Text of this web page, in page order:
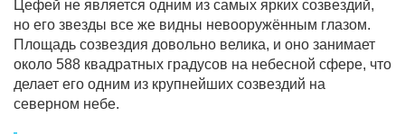
Цефей не является одним из самых ярких созвездий,
но его звезды все же видны невооружённым глазом.
Площадь созвездия довольно велика, и оно занимает
около 588 квадратных градусов на небесной сфере, что
делает его одним из крупнейших созвездий на
северном небе.